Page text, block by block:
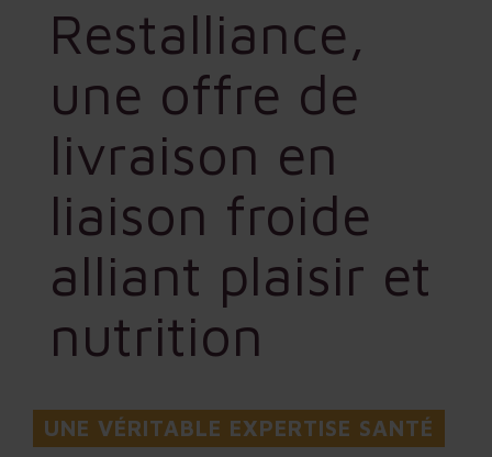
Restalliance,
une offre de
livraison en
liaison froide
alliant plaisir et
nutrition
UNE VÉRITABLE EXPERTISE SANTÉ